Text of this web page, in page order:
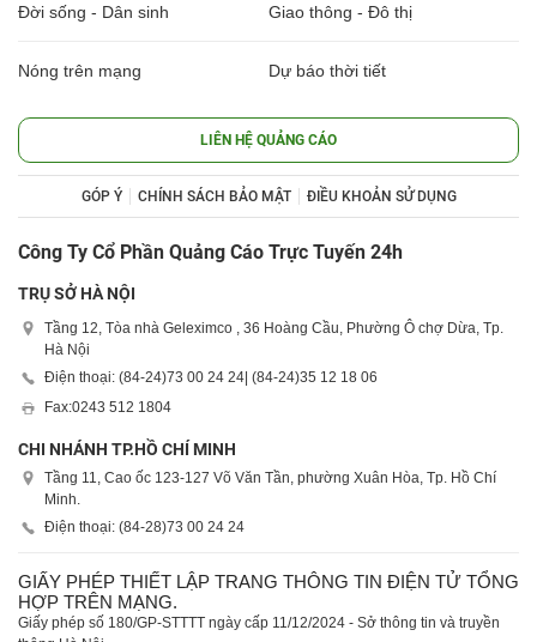
Đời sống - Dân sinh Giao thông - Đô thị
Nóng trên mạng Dự báo thời tiết
LIÊN HỆ QUẢNG CÁO
GÓP Ý CHÍNH SÁCH BẢO MẬT ĐIỀU KHOẢN SỬ DỤNG
Công Ty Cổ Phần Quảng Cáo Trực Tuyến 24h
TRỤ SỞ HÀ NỘI
Tầng 12, Tòa nhà Geleximco , 36 Hoàng Cầu, Phường Ô chợ Dừa, Tp.
Hà Nội
Điện thoại: (84-24)73 00 24 24| (84-24)35 12 18 06
Fax:0243 512 1804
CHI NHÁNH TP.HỒ CHÍ MINH
Tầng 11, Cao ốc 123-127 Võ Văn Tần, phường Xuân Hòa, Tp. Hồ Chí
Minh.
Điện thoại: (84-28)73 00 24 24
GIẤY PHÉP THIẾT LẬP TRANG THÔNG TIN ĐIỆN TỬ TỔNG
HỢP TRÊN MẠNG.
Giấy phép số 180/GP-STTTT ngày cấp 11/12/2024 - Sở thông tin và truyền